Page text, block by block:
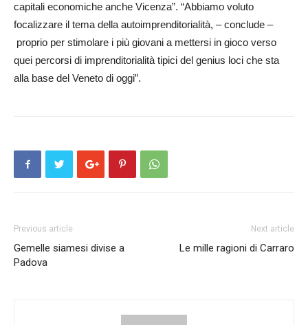
capitali economiche anche Vicenza”. “Abbiamo voluto
focalizzare il tema della autoimprenditorialità, – conclude –
proprio per stimolare i più giovani a mettersi in gioco verso
quei percorsi di imprenditorialità tipici del genius loci che sta
alla base del Veneto di oggi”.
Previous article
Gemelle siamesi divise a
Padova
Next article
Le mille ragioni di Carraro